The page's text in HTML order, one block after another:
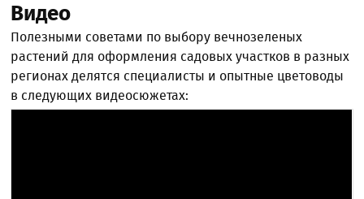
Видео
Полезными советами по выбору вечнозеленых
растений для оформления садовых участков в разных
регионах делятся специалисты и опытные цветоводы
в следующих видеосюжетах: